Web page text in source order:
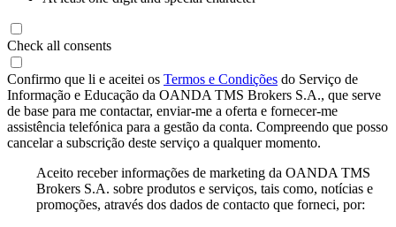
Check all consents
Confirmo que li e aceitei os Termos e Condições do Serviço de
Informação e Educação da OANDA TMS Brokers S.A., que serve
de base para me contactar, enviar-me a oferta e fornecer-me
assistência telefónica para a gestão da conta. Compreendo que posso
cancelar a subscrição deste serviço a qualquer momento.
Aceito receber informações de marketing da OANDA TMS
Brokers S.A. sobre produtos e serviços, tais como, notícias e
promoções, através dos dados de contacto que forneci, por: